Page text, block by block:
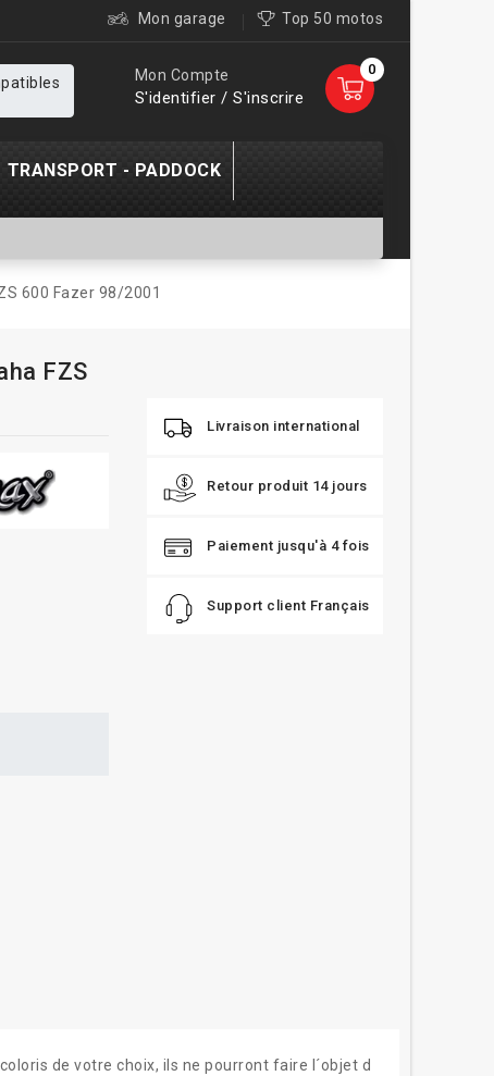
Mon garage Top 50 motos
0
Mon Compte
S'identifier / S'inscrire
TRANSPORT - PADDOCK
600 Fazer 98/2001
FZS
Livraison international
Retour produit 14 jours
Paiement jusqu'à 4 fois
Support client Français
de votre choix, ils ne pourront faire l´objet d